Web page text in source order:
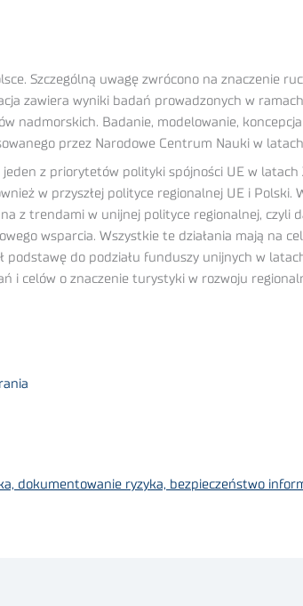
Szczególną uwagę zwrócono na znaczenie
zawiera wyniki badań prowadzonych w
nadmorskich. Badanie, modelowanie,
przez Narodowe Centrum Nauki w latach
z priorytetów polityki spójności UE w latach
w przyszłej polityce regionalnej UE i Polski.
z trendami w unijnej polityce regionalnej, czyli
wsparcia. Wszystkie te działania mają na
do podziału funduszy unijnych w
i celów o znaczenie turystyki w rozwoju
dokumentowanie ryzyka, bezpieczeństwo